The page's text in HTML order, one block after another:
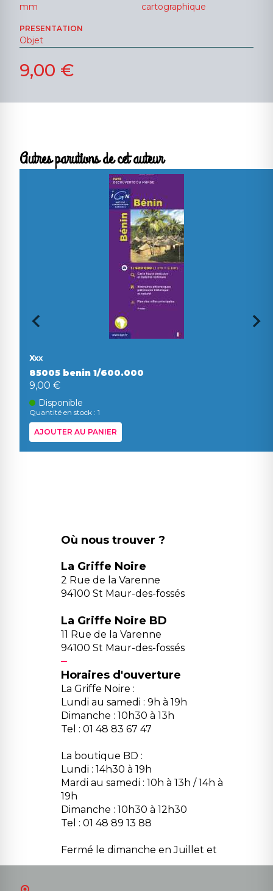
mm
cartographique
PRESENTATION
Objet
9,00 €
Autres parutions de cet auteur
Xxx
85005 benin 1/600.000
9,00 €
Disponible
Quantité en stock : 1
AJOUTER AU PANIER
Où nous trouver ?
La Griffe Noire
2 Rue de la Varenne
94100 St Maur-des-fossés
La Griffe Noire BD
11 Rue de la Varenne
94100 St Maur-des-fossés
Horaires d'ouverture
La Griffe Noire :
Lundi au samedi : 9h à 19h
Dimanche : 10h30 à 13h
Tel : 01 48 83 67 47
La boutique BD :
Lundi : 14h30 à 19h
Mardi au samedi : 10h à 13h / 14h à
19h
Dimanche : 10h30 à 12h30
Tel : 01 48 89 13 88
Fermé le dimanche en Juillet et
Août